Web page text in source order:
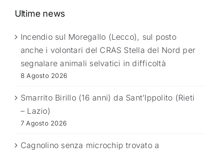
Ultime news
Incendio sul Moregallo (Lecco), sul posto
anche i volontari del CRAS Stella del Nord per
segnalare animali selvatici in difficoltà
8 Agosto 2026
Smarrito Birillo (16 anni) da Sant’Ippolito (Rieti
– Lazio)
7 Agosto 2026
Cagnolino senza microchip trovato a